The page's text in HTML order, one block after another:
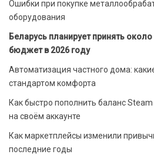
Ошибки при покупке
оборудования
Беларусь планирует принять
бюджет в 2026 году
Автоматизация частного дома:
стандартом комфорта
Как быстро пополнить баланс
на своём аккаунте
Как маркетплейсы изменили
последние годы